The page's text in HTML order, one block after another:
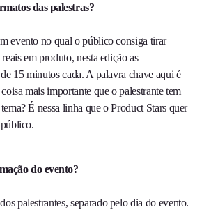
das palestras?
evento no qual o público consiga tirar
em produto, nesta edição as
15 minutos cada. A palavra chave aqui é
mais importante que o palestrante tem
É nessa linha que o Product Stars quer
do evento?
palestrantes, separado pelo dia do evento.